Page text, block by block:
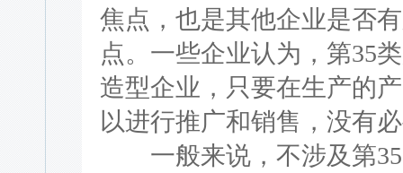
焦点，也是其他企业是否
点。一些企业认为，第35
造型企业，只要在生产的
以进行推广和销售，没有
一般来说，不涉及第35